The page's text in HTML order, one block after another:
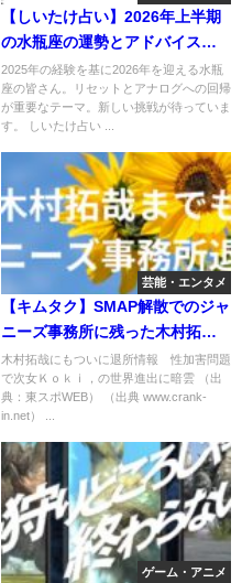
【しいたけ占い】2026年上半期
の水瓶座の運勢とアドバイスを
しますね
2025年の経験を基に2026年を迎える水瓶
座の皆さん。リセットとアナログへの回帰
が重要なテーマ。新しい挑戦が待っていま
す。 しいたけ占い ...
芸能・エンタメ
【キムタク】SMAP解散でのジャ
ニーズ事務所に残った木村拓哉
が、とうとう退所。TOBEには合
流せずタマホーム支援で事務所
設立か？
木村拓哉にもついに退所情報 性加害問題
で次女Ｋｏｋｉ，の世界進出に暗雲 （出
典：東スポWEB） （出典 www.crank-
in.net） ...
ゲーム・アニメ